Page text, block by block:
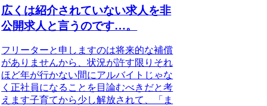
広くは紹介されていない求人を非
公開求人と言うのです…。
フリーターと申しますのは将来的な補償
がありませんから、状況が許す限りそれ
ほど年が行かない間にアルバイトじゃな
く正社員になることを目論むべきだと考
えます子育てから少し解放されて、「ま